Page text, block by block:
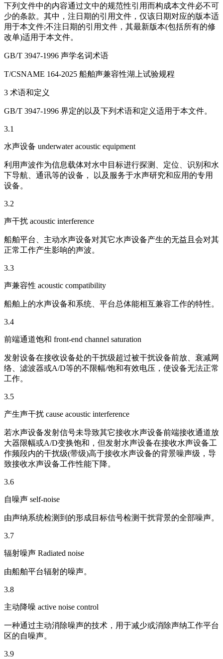
下列文件中的内容通过文中的规范性引用而构成本文件必不可
少的条款。其中，注日期的引用文件，仅该日期对应的版本适
用于本文件;不注日期的引用文件，其最新版本(包括所有的修
改单)适用于本文件。
GB/T 3947-1996 声学名词术语
T/CSNAME 164-2025 船舶声兼容性湖上试验规程
3 术语和定义
GB/T 3947-1996 界定的以及下列术语和定义适用于本文件。
3.1
水声设备 underwater acoustic equipment
利用声波作为信息载体对水中目标进行探测、定位、识别和水
下导航、通讯等的设备， 以及服务于水声研究和应用的专用
设备。
3.2
声干扰 acoustic interference
船舶平台、主动水声设备对其它水声设备产生的无益且会对其
正常工作产生影响的声波。
3.3
声兼容性 acoustic compatibility
船舶上的水声设备和系统、平台总体能相互兼容工作的特性。
3.4
前端通道饱和 front-end channel saturation
发射设备在接收设备处的干扰级超过被干扰设备前放、衰减网
络、滤波器或A/D等的不限幅/饱和有效电压，使设备无法正常
工作。
3.5
产生声干扰 cause acoustic interference
若水声设备发射信号未导致其它接收水声设备前端接收通道放
大器限幅或A/D变换饱和，但发射水声设备在接收水声设备工
作频段内的干扰级(带级)高于接收水声设备的背景噪声级，导
致接收水声设备工作性能下降。
3.6
自噪声 self-noise
由声纳系统检测到的形成目标信号检测干扰背景的全部噪声。
3.7
辐射噪声 Radiated noise
由船舶平台辐射的噪声。
3.8
主动降噪 active noise control
一种通过主动消除噪声的技术，用于减少或消除声纳工作平台
区的自噪声。
3.9